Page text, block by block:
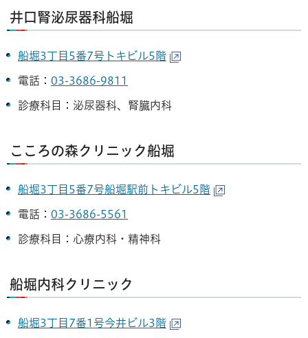
井口腎泌尿器科船堀
船堀3丁目5番7号トキビル5階
電話： 03-3686-9811
診療科目：泌尿器科、腎臓内科
こころの森クリニック船堀
船堀3丁目5番7号船堀駅前トキビル5階
電話： 03-3686-5561
診療科目：心療内科・精神科
船堀内科クリニック
船堀3丁目7番1号今井ビル3階